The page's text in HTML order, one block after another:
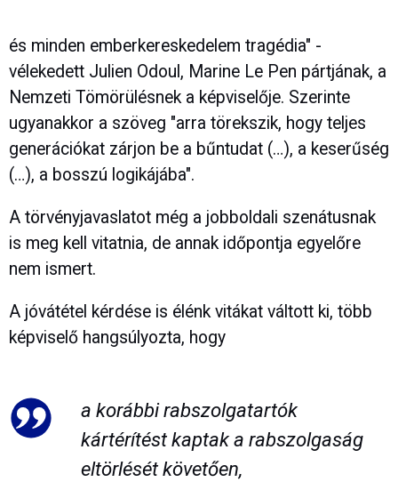
és minden emberkereskedelem tragédia" -
vélekedett Julien Odoul, Marine Le Pen pártjának, a
Nemzeti Tömörülésnek a képviselője. Szerinte
ugyanakkor a szöveg "arra törekszik, hogy teljes
generációkat zárjon be a bűntudat (…), a keserűség
(…), a bosszú logikájába".
A törvényjavaslatot még a jobboldali szenátusnak
is meg kell vitatnia, de annak időpontja egyelőre
nem ismert.
A jóvátétel kérdése is élénk vitákat váltott ki, több
képviselő hangsúlyozta, hogy
a korábbi rabszolgatartók
kártérítést kaptak a rabszolgaság
eltörlését követően,